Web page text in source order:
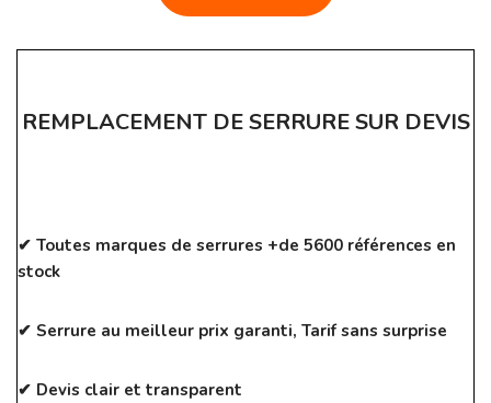
REMPLACEMENT DE SERRURE SUR DEVIS
✔ Toutes marques de serrures +de 5600 références en
stock
✔ Serrure au meilleur prix garanti, Tarif sans surprise
✔ Devis clair et transparent